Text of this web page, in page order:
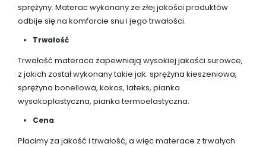
sprężyny. Materac wykonany ze złej jakości produktów
odbije się na komforcie snu i jego trwałości.
Trwałość
Trwałość materaca zapewniają wysokiej jakości surowce,
z jakich został wykonany takie jak: sprężyna kieszeniowa,
sprężyna bonellowa, kokos, lateks, pianka
wysokoplastyczna, pianka termoelastyczna.
Cena
Płacimy za jakość i trwałość, a więc materace z trwałych